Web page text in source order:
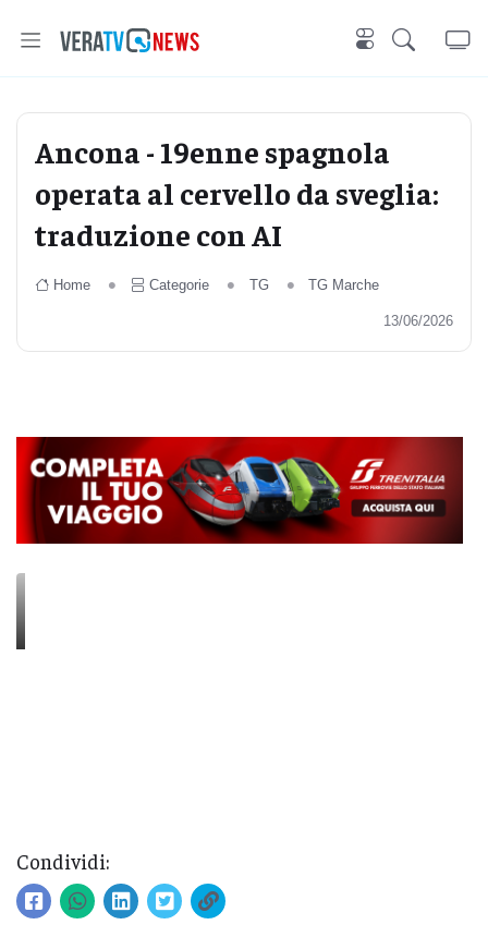
Ancona - 19enne spagnola
operata al cervello da sveglia:
traduzione con AI
Home Categorie TG TG Marche
13/06/2026
Condividi: